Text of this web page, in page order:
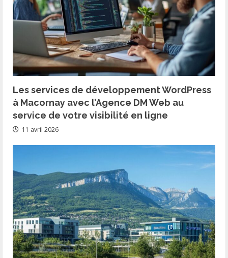
Les services de développement WordPress
à Macornay avec l’Agence DM Web au
service de votre visibilité en ligne
11 avril 2026